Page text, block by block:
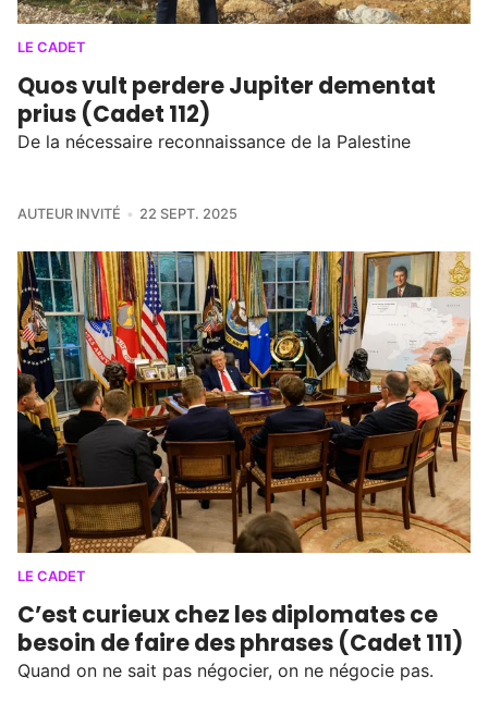
LE CADET
Quos vult perdere Jupiter dementat
prius (Cadet 112)
De la nécessaire reconnaissance de la Palestine
AUTEUR INVITÉ 22 SEPT. 2025
LE CADET
C’est curieux chez les diplomates ce
besoin de faire des phrases (Cadet 111)
Quand on ne sait pas négocier, on ne négocie pas.